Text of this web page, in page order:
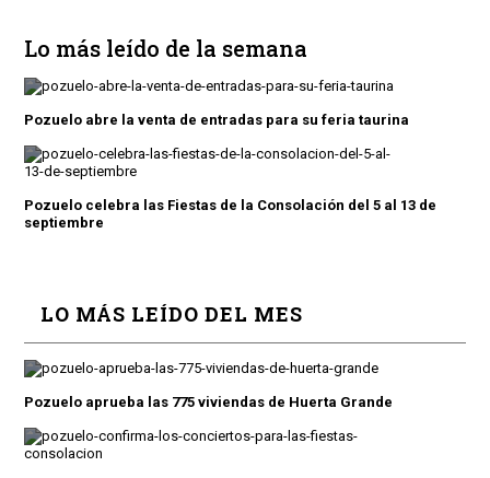
Lo más leído de la semana
Pozuelo abre la venta de entradas para su feria taurina
Pozuelo celebra las Fiestas de la Consolación del 5 al 13 de
septiembre
LO MÁS LEÍDO DEL MES
Pozuelo aprueba las 775 viviendas de Huerta Grande